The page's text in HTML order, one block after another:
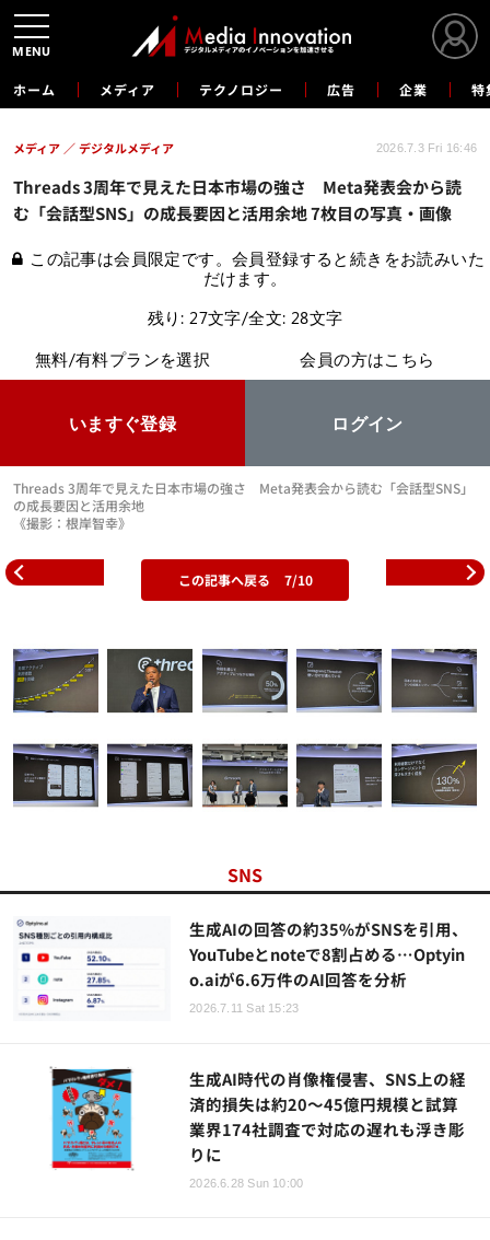
ホーム メディア テクノロジー 広告 企業 特
Threads 3周年で見えた日本市場の強さ Meta発表会から読
む「会話型SNS」の成長要因と活用余地 7枚目の写真・画像
メディア デジタルメディア 2026.7.3 Fri 16:46
この記事は会員限定です。会員登録すると続きをお読みいた
だけます。
残り: 27文字/全文: 28文字
無料/有料プランを選択
いますぐ登録
会員の方はこちら
ログイン
《撮影：根岸智幸》
Threads 3周年で見えた日本市場の強さ Meta発表会から読む「会話型SNS」
の成長要因と活用余地
この記事へ戻る 7/10
SNS
生成AIの回答の約35%がSNSを引用、
YouTubeとnoteで8割占める…Optyin
o.aiが6.6万件のAI回答を分析
2026.7.11 Sat 15:23
生成AI時代の肖像権侵害、SNS上の経
済的損失は約20～45億円規模と試算
業界174社調査で対応の遅れも浮き彫
りに
2026.6.28 Sun 10:00
MENU